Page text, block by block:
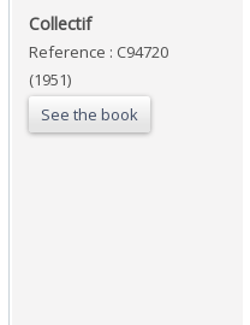
‎Collectif‎
Reference : C94720
(1951)
See the book